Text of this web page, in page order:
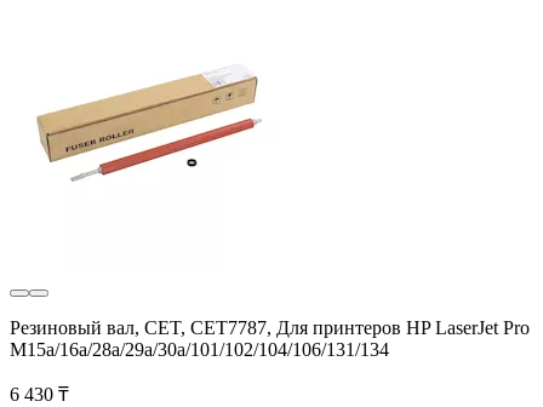
Резиновый вал, CET, CET7787, Для принтеров HP LaserJet Pro
M15a/16a/28a/29a/30a/101/102/104/106/131/134
6 430 ₸